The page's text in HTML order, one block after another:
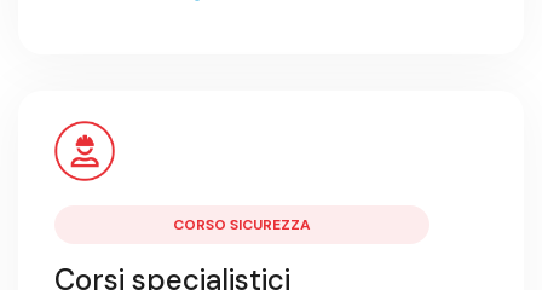
CORSO SICUREZZA
Corsi specialistici